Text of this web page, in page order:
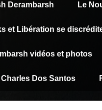
Derambarsh Le
et Libération se
vidéos et photos
Dos Santos